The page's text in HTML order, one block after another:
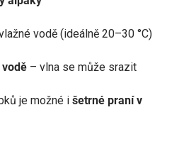
vodě (ideálně 20–30 °C)
– vlna se může srazit
je možné i šetrné praní v